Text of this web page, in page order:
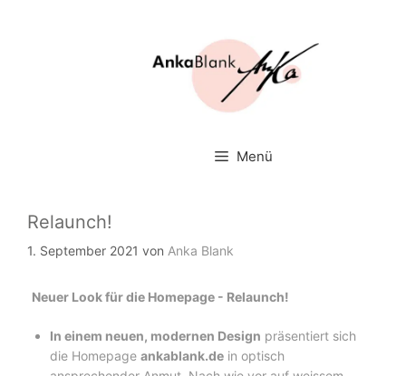
Menü
Relaunch!
1. September 2021 von Anka Blank
Neuer Look für die Homepage - Relaunch!
In einem neuen, modernen Design präsentiert sich
die Homepage ankablank.de in optisch